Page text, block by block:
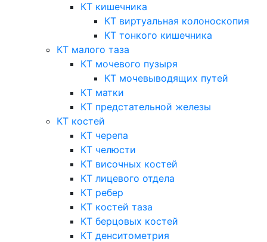
КТ кишечника
КТ виртуальная колоноскопия
КТ тонкого кишечника
КТ малого таза
КТ мочевого пузыря
КТ мочевыводящих путей
КТ матки
КТ предстательной железы
КТ костей
КТ черепа
КТ челюсти
КТ височных костей
КТ лицевого отдела
КТ ребер
КТ костей таза
КТ берцовых костей
КТ денситометрия